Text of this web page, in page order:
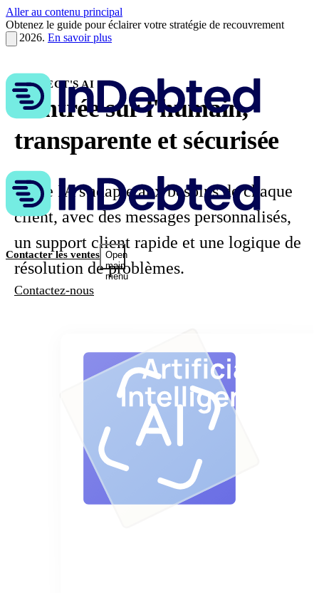
Aller au contenu principal
Obtenez le guide pour éclairer votre stratégie de recouvrement
en 2026. En savoir plus
Contacter les ventes Open
main
menu
COLLECT'S AI
Centrée sur l'humain,
transparente et sécurisée
Notre IA s'adapte aux besoins de chaque
client, avec des messages personnalisés,
un support client rapide et une logique de
résolution de problèmes.
Contactez-nous